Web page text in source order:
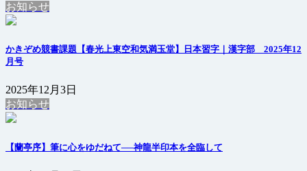
お知らせ
かきぞめ競書課題【春光上東空和気満玉堂】日本習字｜漢字部 2025年12
月号
2025年12月3日
お知らせ
【蘭亭序】筆に心をゆだねて──神龍半印本を全臨して